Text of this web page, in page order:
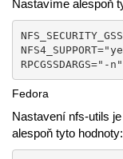
Nastavíme alespoň
RPCGSSDARGS="-n"
Fedora
Nastavení nfs-utils
alespoň tyto hodnoty: